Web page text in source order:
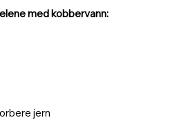
med kobbervann:
jern